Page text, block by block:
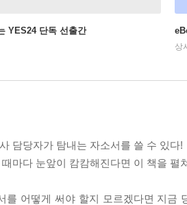
YES24 단독 선출간
상
담당자가 탐내는 자소서를 쓸 수 있다!
마다 눈앞이 캄캄해진다면 이 책을 펼
를 어떻게 써야 할지 모르겠다면 지금